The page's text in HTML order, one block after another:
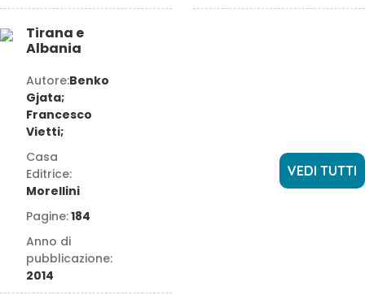
Tirana e
Albania
Autore:Benko
Gjata;
Francesco
Vietti;
Casa
Editrice:
Morellini
Pagine:184
Anno di
pubblicazione:
2014
VEDI TUTTI